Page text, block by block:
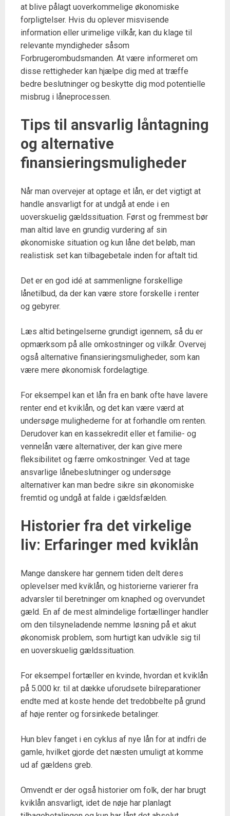
at blive pålagt uoverkommelige økonomiske
forpligtelser. Hvis du oplever misvisende
information eller urimelige vilkår, kan du klage til
relevante myndigheder såsom
Forbrugerombudsmanden. At være informeret om
disse rettigheder kan hjælpe dig med at træffe
bedre beslutninger og beskytte dig mod potentielle
misbrug i låneprocessen.
Tips til ansvarlig låntagning
og alternative
finansieringsmuligheder
Når man overvejer at optage et lån, er det vigtigt at
handle ansvarligt for at undgå at ende i en
uoverskuelig gældssituation. Først og fremmest bør
man altid lave en grundig vurdering af sin
økonomiske situation og kun låne det beløb, man
realistisk set kan tilbagebetale inden for aftalt tid.
Det er en god idé at sammenligne forskellige
lånetilbud, da der kan være store forskelle i renter
og gebyrer.
Læs altid betingelserne grundigt igennem, så du er
opmærksom på alle omkostninger og vilkår. Overvej
også alternative finansieringsmuligheder, som kan
være mere økonomisk fordelagtige.
For eksempel kan et lån fra en bank ofte have lavere
renter end et kviklån, og det kan være værd at
undersøge mulighederne for at forhandle om renten.
Derudover kan en kassekredit eller et familie- og
vennelån være alternativer, der kan give mere
fleksibilitet og færre omkostninger. Ved at tage
ansvarlige lånebeslutninger og undersøge
alternativer kan man bedre sikre sin økonomiske
fremtid og undgå at falde i gældsfælden.
Historier fra det virkelige
liv: Erfaringer med kviklån
Mange danskere har gennem tiden delt deres
oplevelser med kviklån, og historierne varierer fra
advarsler til beretninger om knaphed og overvundet
gæld. En af de mest almindelige fortællinger handler
om den tilsyneladende nemme løsning på et akut
økonomisk problem, som hurtigt kan udvikle sig til
en uoverskuelig gældssituation.
For eksempel fortæller en kvinde, hvordan et kviklån
på 5.000 kr. til at dække uforudsete bilreparationer
endte med at koste hende det tredobbelte på grund
af høje renter og forsinkede betalinger.
Hun blev fanget i en cyklus af nye lån for at indfri de
gamle, hvilket gjorde det næsten umuligt at komme
ud af gældens greb.
Omvendt er der også historier om folk, der har brugt
kviklån ansvarligt, idet de nøje har planlagt